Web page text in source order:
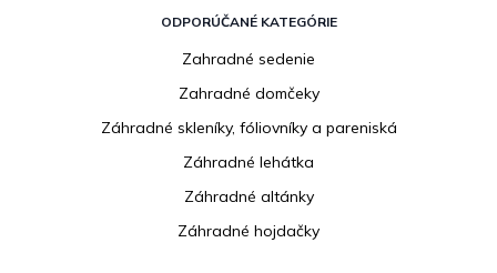
ODPORÚČANÉ KATEGÓRIE
Zahradné sedenie
Zahradné domčeky
Záhradné skleníky, fóliovníky a pareniská
Záhradné lehátka
Záhradné altánky
Záhradné hojdačky